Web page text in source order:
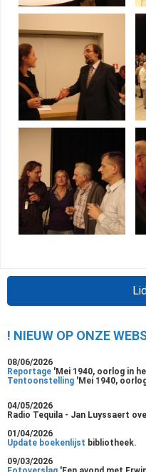
! NIEUW OP ONZE
08/06/2026
Reportage 'Mei 1940, oorlog in
Tentoonstelling 'Mei 1940,
04/05/2026
Radio Tequila - Jan Luyssaert
01/04/2026
Update boekenlijst bibliotheek.
09/03/2026